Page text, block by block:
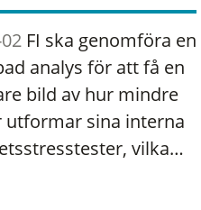
FI ska genomföra en
analys för att få en
bild av hur mindre
utformar sina interna
vilka…